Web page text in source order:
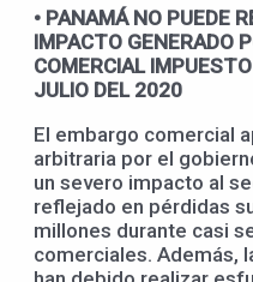
• PANAMÁ NO PUEDE
IMPACTO GENERADO
COMERCIAL
JULIO DEL 2020
El embargo comercial
arbitraria por el
un severo impacto al
reflejado en pérdidas
millones durante casi
comerciales. Además,